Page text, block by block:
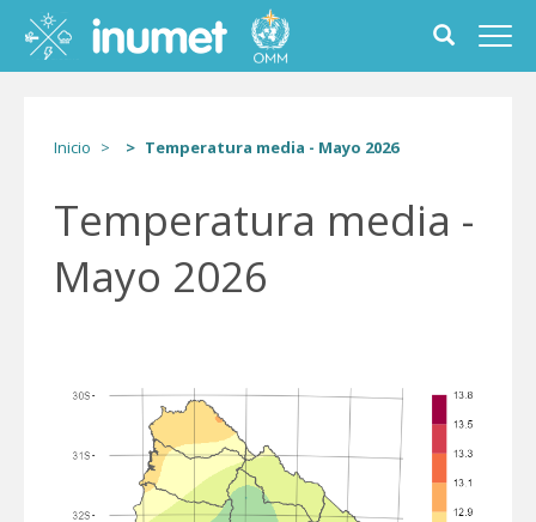
contenido
principal
Toggle
search
form
Inicio Temperatura media - Mayo 2026
Temperatura media -
Mayo 2026